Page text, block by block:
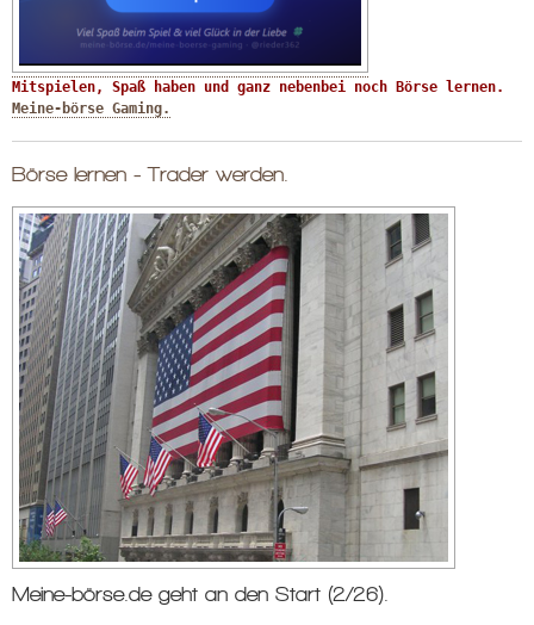
Meine-börse Gaming.
Börse lernen - Trader werden.
Meine-börse.de geht an den Start (2/26).